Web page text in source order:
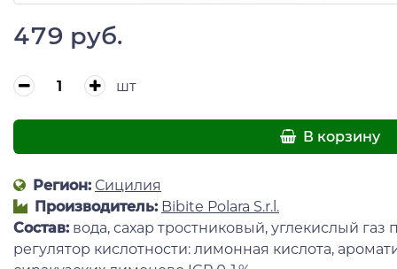
479 руб.
шт
В корзину
Регион: Сицилия
Производитель: Bibite Polara S.r.l.
Состав: вода, сахар тростниковый, углекислый
регулятор кислотности: лимонная кислота,